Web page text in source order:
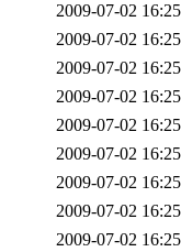
2009-07-02 16:25
2009-07-02 16:25
2009-07-02 16:25
2009-07-02 16:25
2009-07-02 16:25
2009-07-02 16:25
2009-07-02 16:25
2009-07-02 16:25
2009-07-02 16:25